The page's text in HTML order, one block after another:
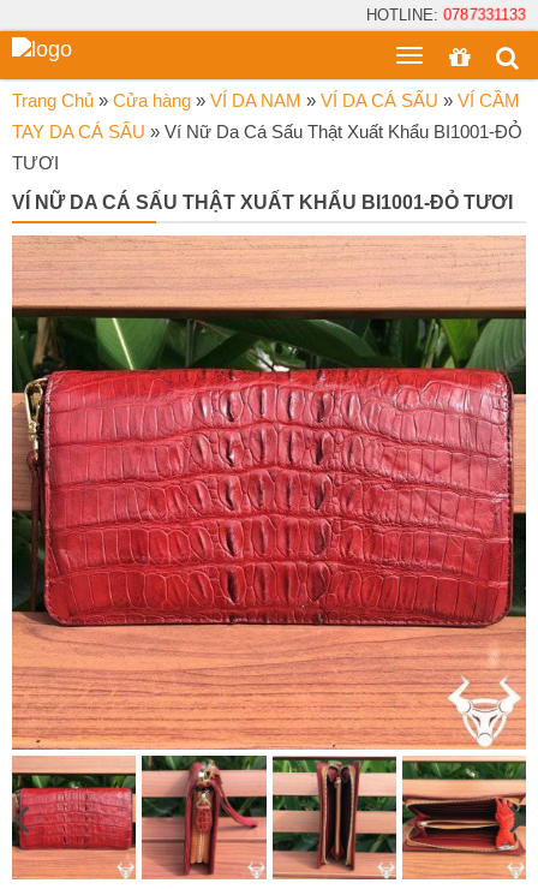
HOTLINE: 0787331133
Toggle
menu
Trang Chủ » Cửa hàng » VÍ DA NAM » VÍ DA CÁ SẤU » VÍ CẦM
TAY DA CÁ SẤU » Ví Nữ Da Cá Sấu Thật Xuất Khẩu BI1001-ĐỎ
TƯƠI
VÍ NỮ DA CÁ SẤU THẬT XUẤT KHẨU BI1001-ĐỎ TƯƠI